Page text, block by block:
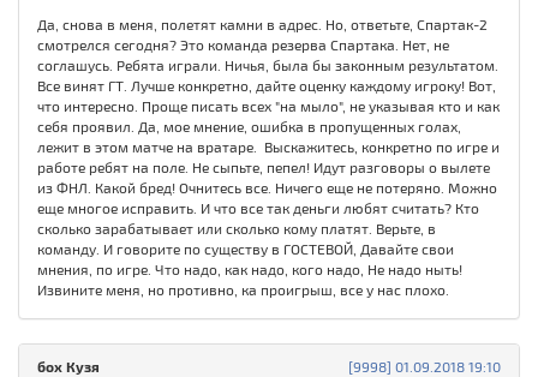
Да, снова в меня, полетят камни в адрес. Но, ответьте, Спартак-2
смотрелся сегодня? Это команда резерва Спартака. Нет, не
соглашусь. Ребята играли. Ничья, была бы законным результатом.
Все винят ГТ. Лучше конкретно, дайте оценку каждому игроку! Вот,
что интересно. Проще писать всех "на мыло", не указывая кто и как
себя проявил. Да, мое мнение, ошибка в пропущенных голах,
лежит в этом матче на вратаре. Выскажитесь, конкретно по игре и
работе ребят на поле. Не сыпьте, пепел! Идут разговоры о вылете
из ФНЛ. Какой бред! Очнитесь все. Ничего еще не потеряно. Можно
еще многое исправить. И что все так деньги любят считать? Кто
сколько зарабатывает или сколько кому платят. Верьте, в
команду. И говорите по существу в ГОСТЕВОЙ, Давайте свои
мнения, по игре. Что надо, как надо, кого надо, Не надо ныть!
Извините меня, но противно, ка проигрыш, все у нас плохо.
[9998] 01.09.2018 19:10
бох Кузя